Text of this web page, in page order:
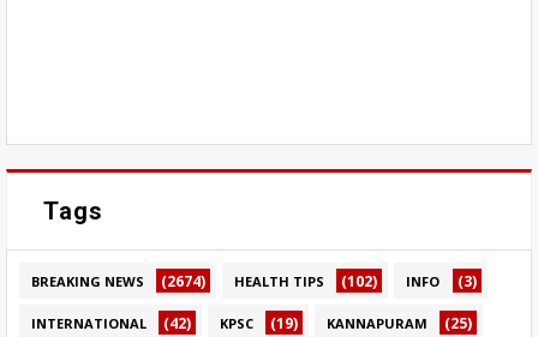
Tags
BREAKING NEWS (2674) HEALTH TIPS (102) INFO (3)
INTERNATIONAL (42) KPSC (19) KANNAPURAM (25)